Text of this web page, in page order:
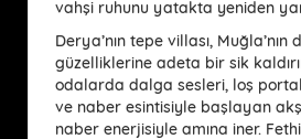
vahşi ruhunu yatakta yeniden
Derya’nın tepe villası,
güzelliklerine adeta bir sik
odalarda dalga sesleri, loş
ve naber esintisiyle başlayan
naber enerjisiyle amına iner.